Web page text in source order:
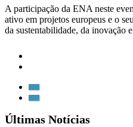
A participação da ENA neste
ativo em projetos europeus e o
da sustentabilidade, da inovação
Últimas Notícias